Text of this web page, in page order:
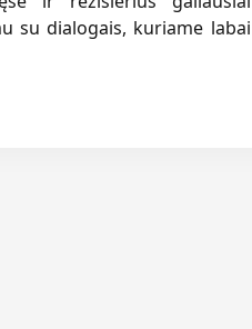
su dialogais, kuriame labai